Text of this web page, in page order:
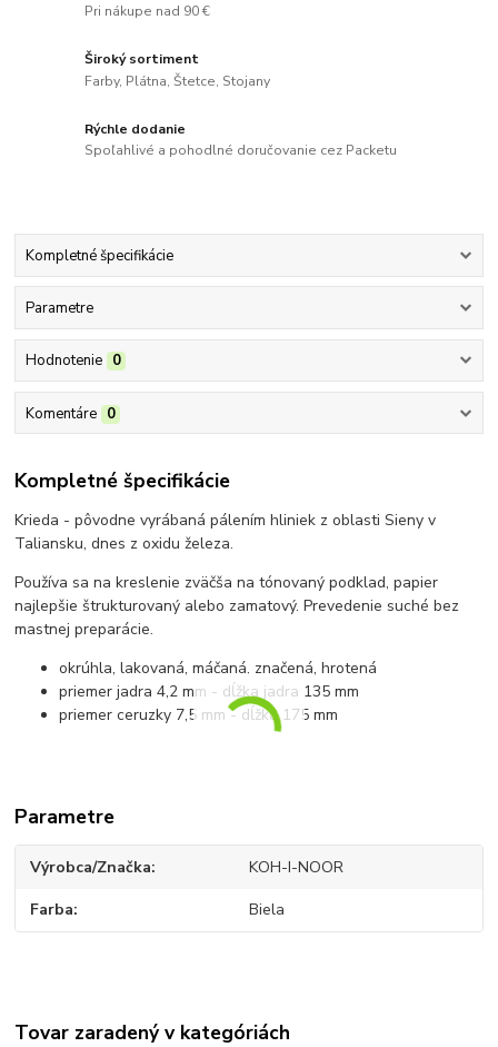
Pri nákupe nad 90 €
Široký sortiment
Farby, Plátna, Štetce, Stojany
Rýchle dodanie
Spoľahlivé a pohodlné doručovanie cez Packetu
Kompletné špecifikácie
Parametre
Hodnotenie 0
Komentáre 0
Kompletné špecifikácie
Krieda - pôvodne vyrábaná pálením hliniek z oblasti Sieny v
Taliansku, dnes z oxidu železa.
Používa sa na kreslenie zväčša na tónovaný podklad, papier
najlepšie štrukturovaný alebo zamatový. Prevedenie suché bez
mastnej preparácie.
okrúhla, lakovaná, máčaná, značená, hrotená
priemer jadra 4,2 mm - dĺžka jadra 135 mm
priemer ceruzky 7,5 mm - dĺžka 175 mm
Parametre
Výrobca/Značka KOH-I-NOOR
Farba Biela
Tovar zaradený v kategóriách